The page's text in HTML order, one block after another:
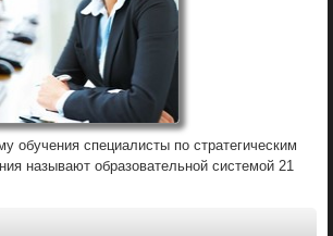
обучения специалисты по стратегическим
называют образовательной системой 21